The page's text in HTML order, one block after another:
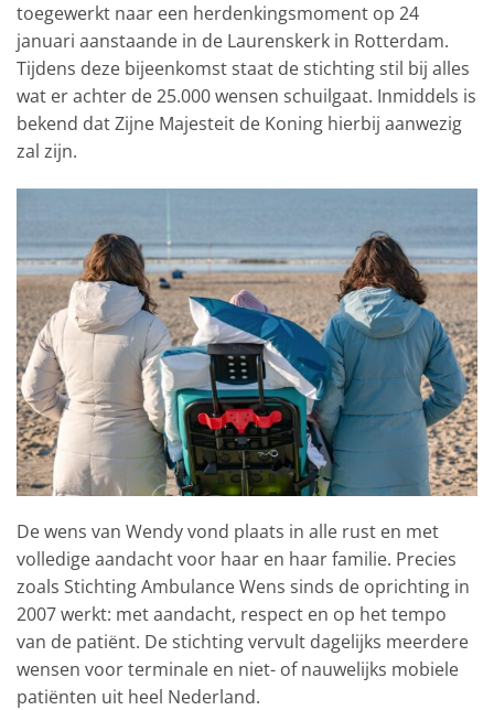
toegewerkt naar een herdenkingsmoment op 24
januari aanstaande in de Laurenskerk in Rotterdam.
Tijdens deze bijeenkomst staat de stichting stil bij alles
wat er achter de 25.000 wensen schuilgaat. Inmiddels is
bekend dat Zijne Majesteit de Koning hierbij aanwezig
zal zijn.
De wens van Wendy vond plaats in alle rust en met
volledige aandacht voor haar en haar familie. Precies
zoals Stichting Ambulance Wens sinds de oprichting in
2007 werkt: met aandacht, respect en op het tempo
van de patiënt. De stichting vervult dagelijks meerdere
wensen voor terminale en niet- of nauwelijks mobiele
patiënten uit heel Nederland.